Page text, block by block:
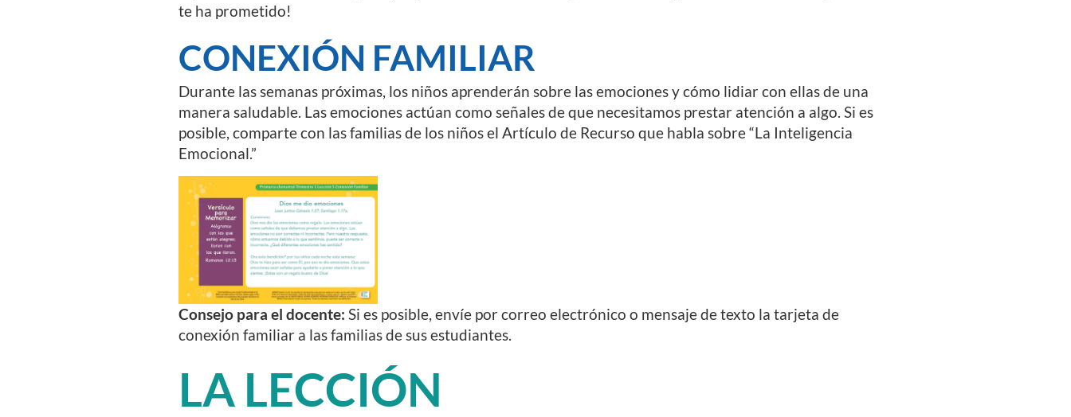
te ha prometido!
CONEXIÓN FAMILIAR
Durante las semanas próximas, los niños aprenderán sobre las emociones y cómo lidiar con ellas de una
manera saludable. Las emociones actúan como señales de que necesitamos prestar atención a algo. Si es
posible, comparte con las familias de los niños el Artículo de Recurso que habla sobre “La Inteligencia
Emocional.”
Consejo para el docente: Si es posible, envíe por correo electrónico o mensaje de texto la tarjeta de
conexión familiar a las familias de sus estudiantes.
LA LECCIÓN